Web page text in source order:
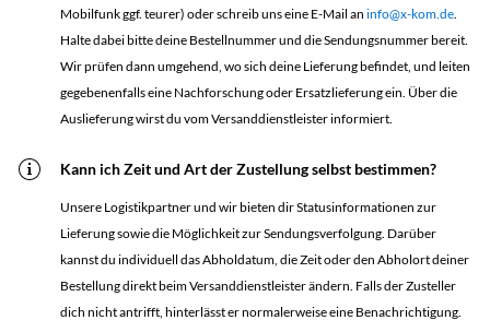
Mobilfunk ggf. teurer) oder schreib uns eine E-Mail an info@x-kom.de
Halte dabei bitte deine Bestellnummer und die Sendungsnummer bereit.
Wir prüfen dann umgehend, wo sich deine Lieferung befindet, und leiten
gegebenenfalls eine Nachforschung oder Ersatzlieferung ein. Über die
Auslieferung wirst du vom Versanddienstleister informiert.
Kann ich Zeit und Art der Zustellung selbst bestimmen?
Unsere Logistikpartner und wir bieten dir Statusinformationen zur
Lieferung sowie die Möglichkeit zur Sendungsverfolgung. Darüber
kannst du individuell das Abholdatum, die Zeit oder den Abholort deiner
Bestellung direkt beim Versanddienstleister ändern. Falls der Zusteller
dich nicht antrifft, hinterlässt er normalerweise eine Benachrichtigung.